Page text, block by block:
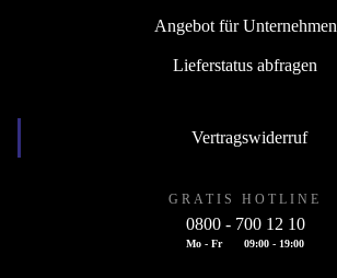
Angebot für Unternehmen
Lieferstatus abfragen
Vertragswiderruf
GRATIS HOTLINE
0800 - 700 12 10
Mo - Fr 09:00 - 19:00